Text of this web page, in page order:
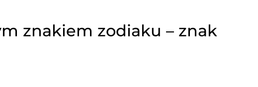
znakiem zodiaku – znak